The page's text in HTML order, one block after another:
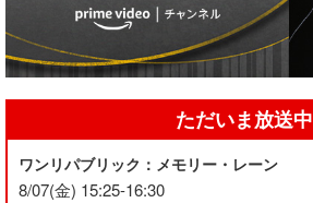
ただいま放送中
ワンリパブリック：メモリー・レーン
8/07(金) 15:25-16:30